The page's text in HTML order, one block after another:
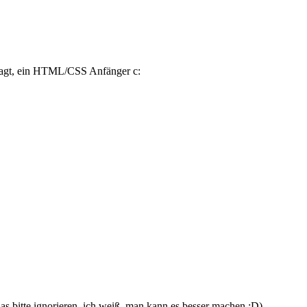
ein HTML/CSS Anfänger c: